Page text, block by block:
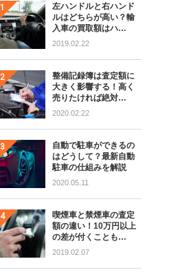
左ハンドルと右ハンド
ルはどちらが高い？輸
入車の買取額はハ…
2019.02.22
整備記録簿は査定額に
大きく影響する！高く
売りたければ絶対…
2020.02.22
自動で駐車ができるの
はどうして？最新自動
駐車の仕組みを解説
2020.05.11
喫煙車と禁煙車の査定
額の違い！10万円以上
の差が付くことも…
2019.02.07